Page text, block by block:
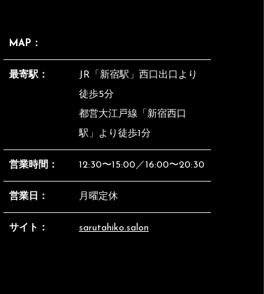
MAP：
最寄駅：
JR「新宿駅」西口出口より
徒歩5分
都営大江戸線「新宿西口
駅」より徒歩1分
営業時間： 12:30〜15:00／16:00〜20:30
営業日： 月曜定休
サイト： sarutahiko.salon